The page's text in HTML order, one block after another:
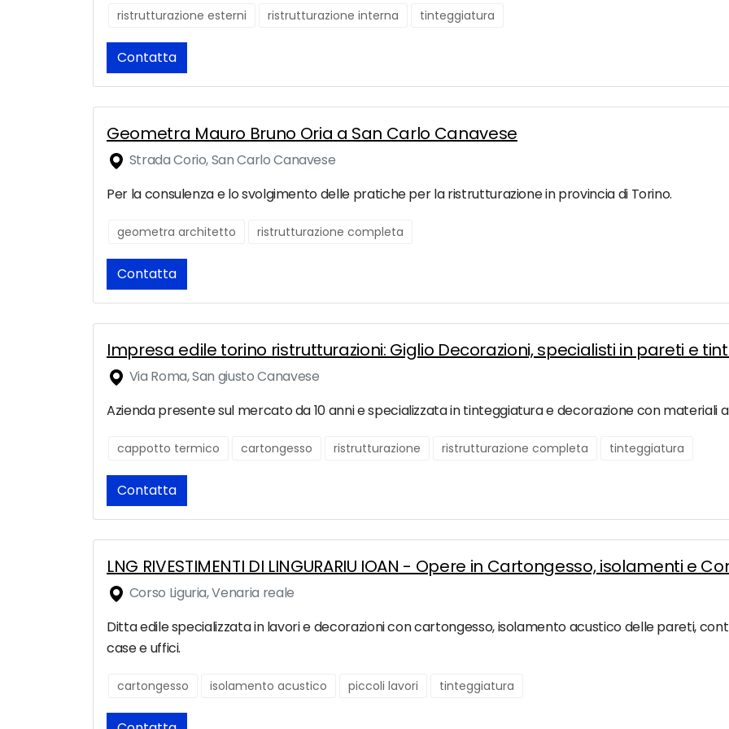
ristrutturazione esterni
ristrutturazione interna tinteggiatura
Contatta
Geometra Mauro Bruno Oria a San Carlo Canavese
Strada Corio, San Carlo Canavese
Per la consulenza e lo svolgimento delle pratiche per la ristrutturazione in provincia di Torino.
geometra architetto ristrutturazione completa
Contatta
Impresa edile torino ristrutturazioni: Giglio Decorazioni, specialisti in pareti e
Via Roma, San giusto Canavese
Azienda presente sul mercato da 10 anni e specializzata in tinteggiatura e decorazione con materiali
cappotto termico cartongesso ristrutturazione ristrutturazione completa tinteggiatura
Contatta
LNG RIVESTIMENTI DI LINGURARIU IOAN - Opere in Cartongesso, isolamenti e
Corso Liguria, Venaria reale
Ditta edile specializzata in lavori e decorazioni con cartongesso, isolamento acustico delle pareti,
case e uffici.
cartongesso isolamento acustico piccoli lavori tinteggiatura